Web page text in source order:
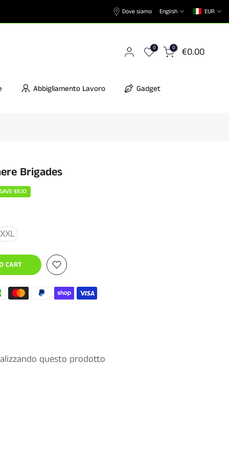
Dove siamo English EUR
0 0 €0.00
Abbigliamento Lavoro
Gadget
Brigades
SAVE€8.10
XXL
CART
questo prodotto